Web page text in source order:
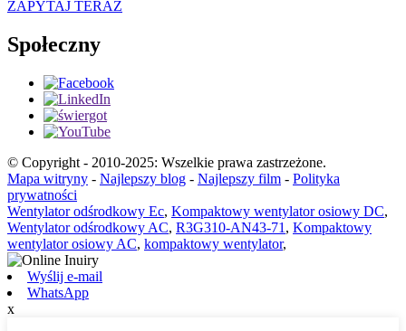
ZAPYTAJ TERAZ
Społeczny
© Copyright - 2010-2025: Wszelkie prawa zastrzeżone.
Mapa witryny - Najlepszy blog - Najlepszy film - Polityka
prywatności
Wentylator odśrodkowy Ec, Kompaktowy wentylator osiowy DC,
Wentylator odśrodkowy AC, R3G310-AN43-71 , Kompaktowy
wentylator osiowy AC, kompaktowy wentylator,
Wyślij e-mail
WhatsApp
x